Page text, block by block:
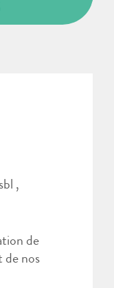
,
de
de nos